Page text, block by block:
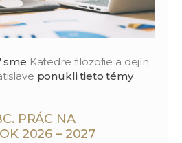
sme Katedre filozofie a dejín
ponukli tieto témy
PRÁC NA
2026 – 2027